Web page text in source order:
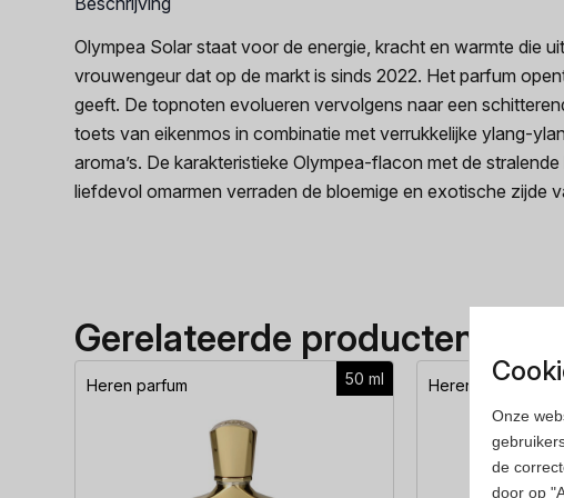
Olympea Solar staat voor de energie, kracht en warmte die
vrouwengeur dat op de markt is sinds 2022. Het parfum
geeft. De topnoten evolueren vervolgens naar een
toets van eikenmos in combinatie met verrukkelijke ylang-
aroma’s. De karakteristieke Olympea-flacon met de
liefdevol omarmen verraden de bloemige en exotische zijde
Gerelateerde producten
50 ml
Heren parfum Heren parfum
Onze
de
door op